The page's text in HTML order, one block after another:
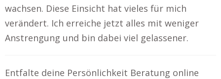
wachsen. Diese Einsicht hat vieles für mich
verändert. Ich erreiche jetzt alles mit weniger
Anstrengung und bin dabei viel gelassener.
Entfalte deine Persönlichkeit Beratung online